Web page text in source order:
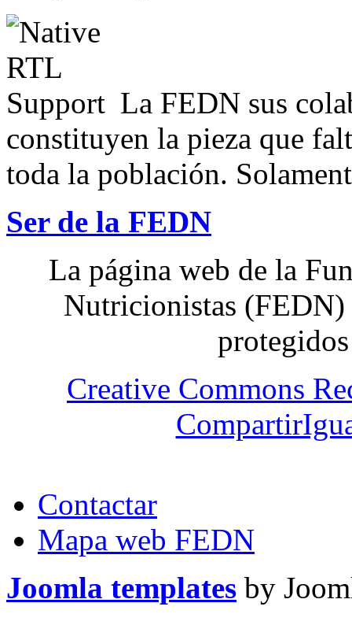
La FEDN sus
constituyen la pieza que
toda la población.
Ser de la FEDN
La página web de la
Nutricionistas (FEDN)
Creative Commons
Contactar
Mapa web FEDN
Joomla templates by